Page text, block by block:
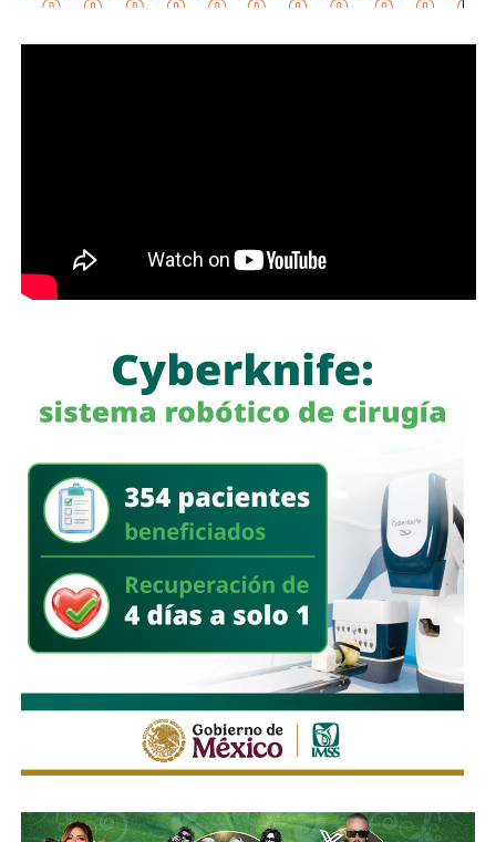
La Jefa del Ejecutivo Federal pidió al Comité seguir